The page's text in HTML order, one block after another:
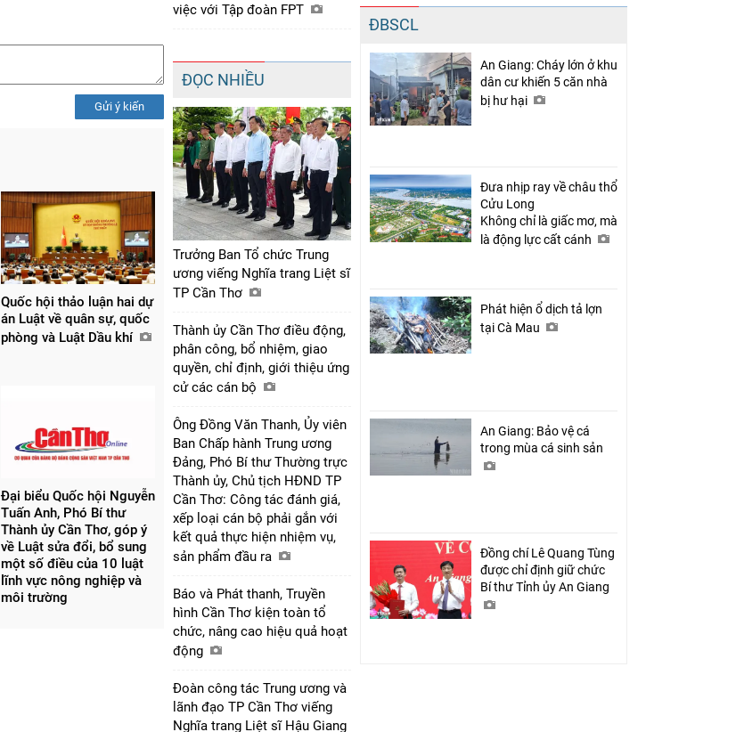
Gửi ý kiến
Quốc hội thảo luận hai dự
án Luật về quân sự, quốc
phòng và Luật Dầu khí
Đại biểu Quốc hội Nguyễn
Tuấn Anh, Phó Bí thư
Thành ủy Cần Thơ, góp ý
về Luật sửa đổi, bổ sung
một số điều của 10 luật
lĩnh vực nông nghiệp và
môi trường
việc với Tập đoàn FPT
ĐỌC NHIỀU
Trưởng Ban Tổ chức Trung
ương viếng Nghĩa trang Liệt sĩ
TP Cần Thơ
Thành ủy Cần Thơ điều động,
phân công, bổ nhiệm, giao
quyền, chỉ định, giới thiệu ứng
cử các cán bộ
Ông Đồng Văn Thanh, Ủy viên
Ban Chấp hành Trung ương
Đảng, Phó Bí thư Thường trực
Thành ủy, Chủ tịch HĐND TP
Cần Thơ: Công tác đánh giá,
xếp loại cán bộ phải gắn với
kết quả thực hiện nhiệm vụ,
sản phẩm đầu ra
Báo và Phát thanh, Truyền
hình Cần Thơ kiện toàn tổ
chức, nâng cao hiệu quả hoạt
động
Đoàn công tác Trung ương và
lãnh đạo TP Cần Thơ viếng
Nghĩa trang Liệt sĩ Hậu Giang
ĐBSCL
An Giang: Cháy lớn ở khu
dân cư khiến 5 căn nhà
bị hư hại
Đưa nhịp ray về châu thổ
Cửu Long
Không chỉ là giấc mơ, mà
là động lực cất cánh
Phát hiện ổ dịch tả lợn
tại Cà Mau
An Giang: Bảo vệ cá
trong mùa cá sinh sản
Đồng chí Lê Quang Tùng
được chỉ định giữ chức
Bí thư Tỉnh ủy An Giang